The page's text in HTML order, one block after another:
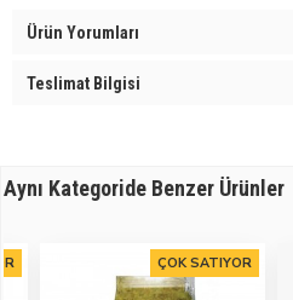
Ürün Yorumları
Teslimat Bilgisi
Aynı Kategoride Benzer Ürünler
ÇOK SATIYOR